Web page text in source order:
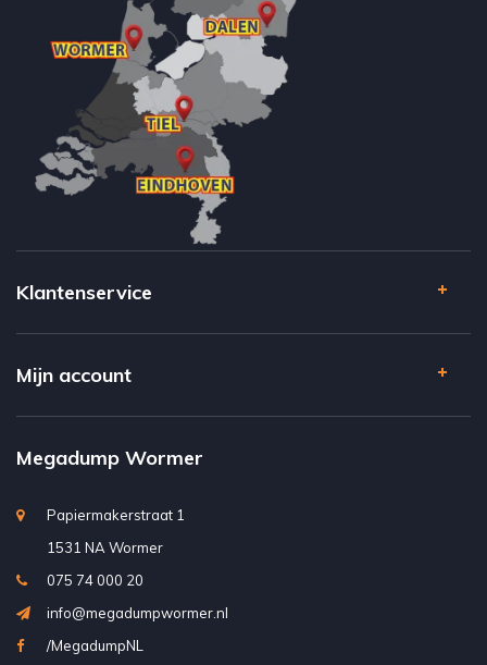
Klantenservice
Mijn account
Megadump Wormer
Papiermakerstraat 1
1531 NA Wormer
075 74 000 20
info@megadumpwormer.nl
/MegadumpNL